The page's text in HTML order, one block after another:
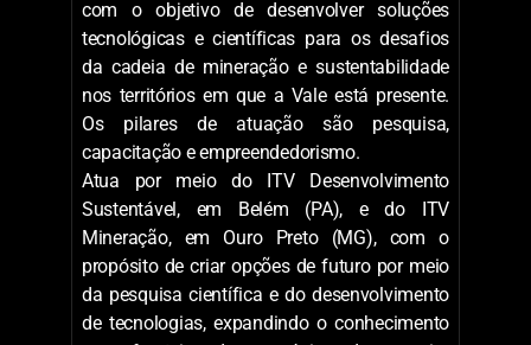
parâmetros para controle do desempenho
dos ativos em tempo real.
O que é o ITV
Criado em 2010, o Instituto Tecnológico Vale
(ITV) é uma instituição sem fins lucrativos,
com o objetivo de desenvolver soluções
tecnológicas e científicas para os desafios
da cadeia de mineração e sustentabilidade
nos territórios em que a Vale está presente.
Os pilares de atuação são pesquisa,